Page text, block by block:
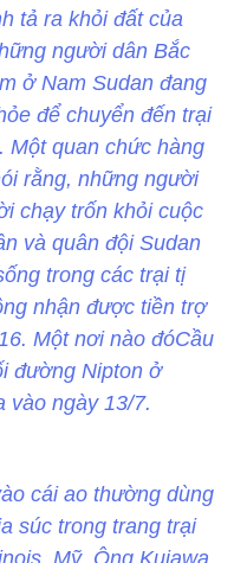
tả ra khỏi đất của
người dân Bắc
ở Nam Sudan đang
để chuyển đến trại
Một quan chức hàng
rằng, những người
chạy trốn khỏi cuộc
và quân đội Sudan
trong các trại tị
nhận được tiền trợ
Một nơi nào đóCầu
đường Nipton ở
vào ngày 13/7.
cái ao thường dùng
súc trong trang trại
Mỹ. Ông Kujawa